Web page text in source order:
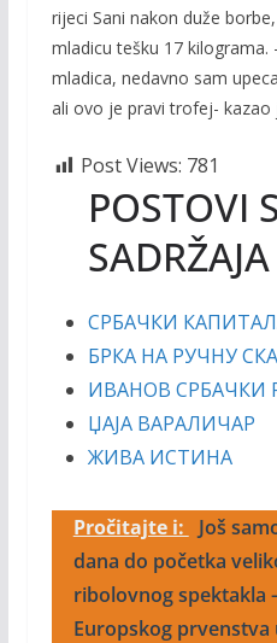
rijeci Sani nakon duže
mladicu tešku 17
mladica, nedavno sam
ali ovo je pravi trofej- kazao
Post Views: 781
POSTOVI
SADRŽAJA
СРБАЧКИ
БРКА НА РУЧНУ
ИВАНОВ СРБАЧКИ
ЏАЈА ВАРАЛИЧАР
ЖИВА ИСТИНА
Pročitajte i:
Još
dana do početka
ribolovnog spektakla
Europskog prvenstva